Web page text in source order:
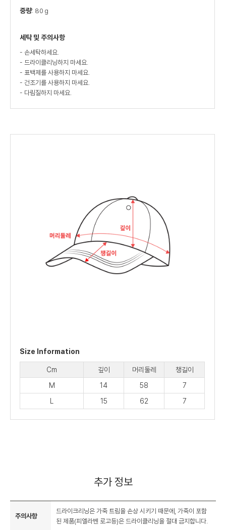
중량: 80 g
세탁 및 주의사항
- 손세탁하세요.
- 드라이클리닝하지 마세요.
- 표백제를 사용하지 마세요.
- 건조기를 사용하지 마세요.
- 다림질하지 마세요.
Size Information
Cm 깊이 머리둘레
챙길이
M
14 58
7
L
15 62 7
추가 정보
주의사항
드라이크리닝은 가죽 트림을 손상 시키기 때문에, 가죽이 포함
된 제품(피엘라벤 로고등)은 드라이클리닝을 절대 금지합니다.